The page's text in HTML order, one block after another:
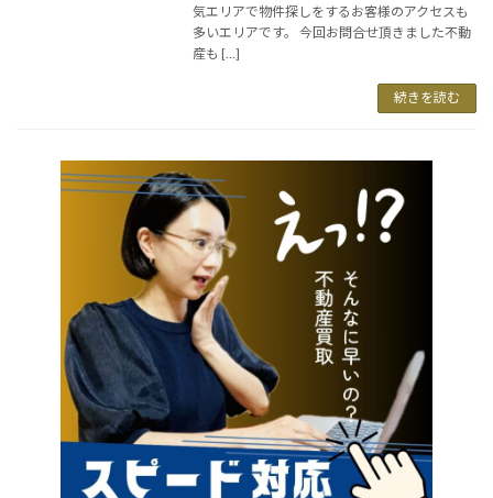
気エリアで物件探しをするお客様のアクセスも
多いエリアです。 今回お問合せ頂きました不動
産も […]
続きを読む